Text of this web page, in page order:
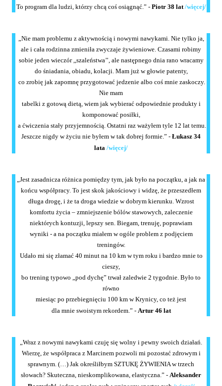
To program dla ludzi, którzy chcą coś osiągnąć.” - Piotr 38 lat /więcej/
„Nie mam problemu z aktywnością i nowymi nawykami. Nie tylko ja,
ale i cała rodzinna zmieniła zwyczaje żywieniowe. Czasami robimy
sobie jeden wieczór ,,szaleństwa’’, ale następnego dnia rano wracamy
do śniadania, obiadu, kolacji. Mam już w głowie patenty,
co zrobię jak zapomnę przygotować jedzenie albo coś mnie zaskoczy.
Nie mam
tabelki z gotową dietą, wiem jak wybierać odpowiednie produkty i
komponować posiłki,
a ćwiczenia stały przyjemnością. Ostatni raz ważyłem tyle 12 lat temu.
Jeszcze nigdy w życiu nie byłem w tak dobrej formie.” - Łukasz 34
lata /więcej/
„Jest zasadnicza różnica pomiędzy tym, jak było na początku, a jak na
końcu współpracy. To jest skok jakościowy i widzę, że przeszedłem
długa drogę, i że ta droga wiedzie w dobrym kierunku. Wzrost
komfortu życia – zmniejszenie bólów stawowych, zaleczenie
niektórych kontuzji, lepszy sen. Biegam, trenuję, poprawiam
wyniki - a na początku miałem w ogóle problem z podjęciem
treningów.
Udało mi się złamać 40 minut na 10 km w tym roku i bardzo mnie to
cieszy,
bo trening typowo „pod dychę” trwał zaledwie 2 tygodnie. Było to
równo
miesiąc po przebiegnięciu 100 km w Krynicy, co też jest
dla mnie swoistym rekordem.” - Artur 46 lat
„Wraz z nowymi nawykami czuję się wolny i pewny swoich działań.
Wierzę, że współpraca z Marcinem pozwoli mi pozostać zdrowym i
sprawnym. (…) Jak określiłbym SZTUKĘ ŻYWIENIA w trzech
słowach? Skuteczna, nieskomplikowana, elastyczna.” - Aleksander